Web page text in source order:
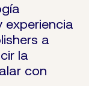
experiencia
a
la
con